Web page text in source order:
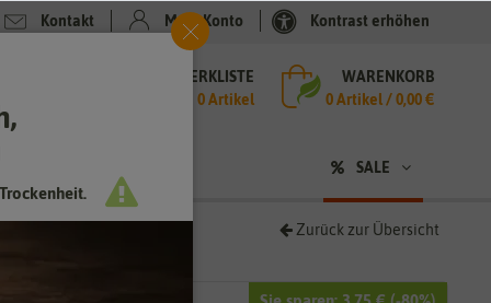
Kontakt Mein Konto Kontrast erhöhen
MERKLISTE
0 Artikel
WARENKORB
0Artikel /0,00 €
SALE
Zurück zur Übersicht